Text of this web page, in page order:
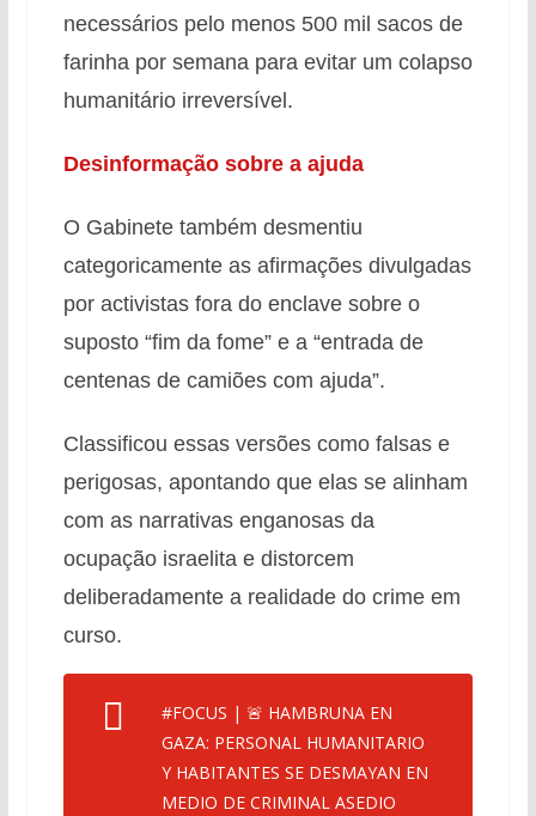
necessários pelo menos 500 mil sacos de
farinha por semana para evitar um colapso
humanitário irreversível.
Desinformação sobre a ajuda
O Gabinete também desmentiu
categoricamente as afirmações divulgadas
por activistas fora do enclave sobre o
suposto “fim da fome” e a “entrada de
centenas de camiões com ajuda”.
Classificou essas versões como falsas e
perigosas, apontando que elas se alinham
com as narrativas enganosas da
ocupação israelita e distorcem
deliberadamente a realidade do crime em
curso.
#FOCUS | 🚨 HAMBRUNA EN
GAZA: PERSONAL HUMANITARIO
Y HABITANTES SE DESMAYAN EN
MEDIO DE CRIMINAL ASEDIO